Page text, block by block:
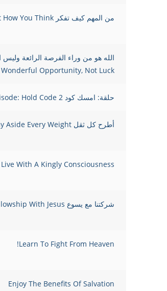
من المهم كيف تفكر It Is Important How You Think
Opportunity, Not Luck
حلقة: امسك كود 2 Episode: Hold Code
أطرح كل ثقل Lay Aside Every Weight
Live With A Kingly Consciousness
شركتنا مع يسوع Our Fellowship With Jesus
Learn To Fight From Heaven!
Enjoy The Benefits Of Salvation